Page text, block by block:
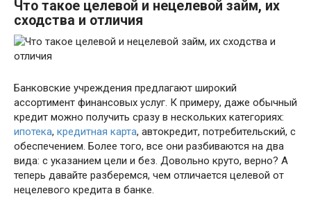
Что такое целевой и нецелевой займ, их
сходства и отличия
Банковские учреждения предлагают широкий
ассортимент финансовых услуг. К примеру, даже обычный
кредит можно получить сразу в нескольких категориях:
ипотека, кредитная карта, автокредит, потребительский, с
обеспечением. Более того, все они разбиваются на два
вида: с указанием цели и без. Довольно круто, верно? А
теперь давайте разберемся, чем отличается целевой от
нецелевого кредита в банке.